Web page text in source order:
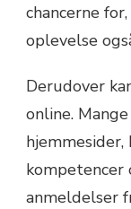
chancerne
oplevelse
Derudover
online.
kompetencer
anmeldelser